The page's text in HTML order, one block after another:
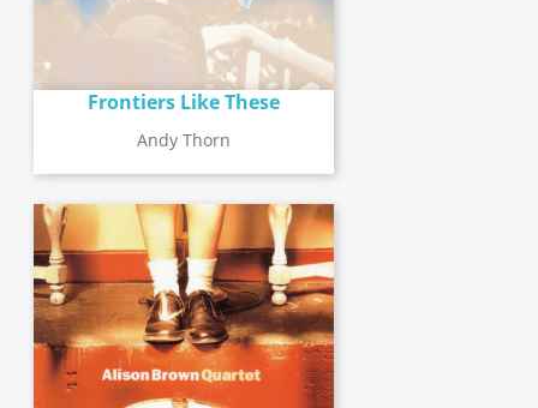
Frontiers Like These
Andy Thorn